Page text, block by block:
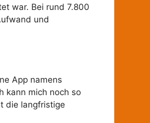
war. Bei rund 7.800
und
App namens
kann mich noch so
die langfristige